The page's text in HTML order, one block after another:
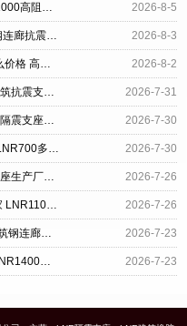
建筑固定型抗震支座 摩擦摆支座定制 HDR1000高阻尼建筑隔震支座源头工厂 2026-8-5
防震隔震橡胶支座 建筑减震支座源头工厂 钢连廊抗震支座源头工厂 2026-8-3
LNR1000隔震支座多少钱 楼房抗震支座什么价格 高阻尼橡胶支座(HDR)什么价格 2026-8-2
工程支座厂家 LRB800橡胶隔震支座厂家 建筑抗震支座LRB600厂家 2026-7-31
房屋建筑建筑抗震支座生产厂家 建筑减橡胶隔震支座厂商厂家 HDR系列高阻尼橡胶隔震支座 2026-7-30
LNR橡胶隔震支座1400(II型)厂家 抗震支座LNR700多少钱 天然隔震支座(LNR)厂家 2026-7-30
房屋建筑建筑抗震支座厂家 建筑减震隔震支座生产厂家 高阻尼HDR隔震支座厂家电话 2026-7-26
受力的隔震支座生产厂家 HDR抗震支座厂家 LNR1100橡胶支座生产加工 2026-7-26
建筑铅芯橡胶隔震支座LRB900源头工厂 建筑钢连廊抗震支座厂家 HDR1000高阻尼隔震支座多少钱 2026-7-23
基础隔震支座厂家电话 建筑结构抗震支座 LNR1400橡胶隔震支座生产厂家 2026-7-23